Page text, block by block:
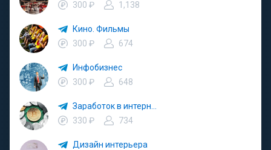
300 ₽
1,138
Кино. Фильмы
300 ₽
674
Инфобизнес
300 ₽
648
330 ₽
734
Дизайн интерьера